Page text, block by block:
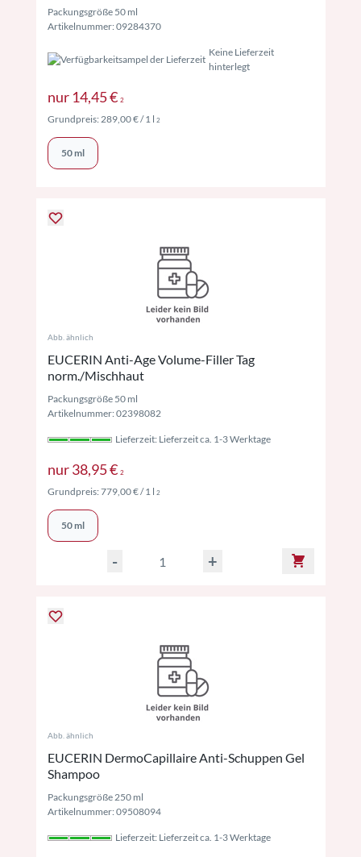
Packungsgröße 50 ml
Artikelnummer: 09284370
Keine Lieferzeit
hinterlegt
nur 14,45 € 2Preise inkl. MwSt. ggf. zzgl. Versand
Grundpreis:289,00 €/ 1 l 2Preise inkl. MwSt. ggf. zzgl. Versand
50 ml
Abb. ähnlich
EUCERIN Anti-Age Volume-Filler Tag
norm./Mischhaut
Packungsgröße 50 ml
Artikelnummer: 02398082
Lieferzeit: Lieferzeit ca. 1-3 Werktage
nur38,95 € 2Preise inkl. MwSt. ggf. zzgl. Versand
Grundpreis:779,00 €/ 1 l 2Preise inkl. MwSt. ggf. zzgl. Versand
50 ml
- +
Abb. ähnlich
EUCERIN DermoCapillaire Anti-Schuppen Gel
Shampoo
Packungsgröße 250 ml
Artikelnummer: 09508094
Lieferzeit: Lieferzeit ca. 1-3 Werktage